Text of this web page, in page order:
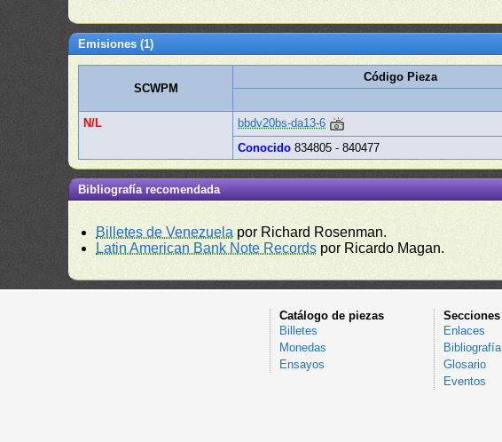
Emisiones (1)
SCWPM
Código Pieza
N/L
bbdv20bs-da13-6
Conocido 834805 - 840477
Bibliografía recomendada
Billetes de Venezuela por Richard Rosenman.
Latin American Bank Note Records por Ricardo Magan.
Catálogo de piezas
Billetes
Monedas
Ensayos
Secciones
Enlaces
Bibliografía
Glosario
Eventos